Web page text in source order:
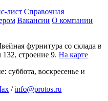
лист Справочная
Вакансии О компании
фурнитура со склада в
строение 9. На карте
суббота, воскресенье и
/info@protos.ru